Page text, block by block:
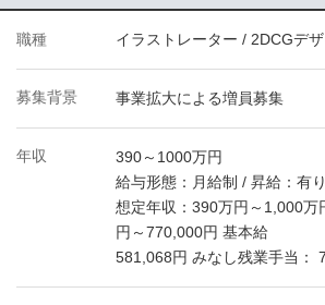
職種 イラストレーター / 2DCGデ
募集背景 事業拡大による増員募集
年収
390～1000万円
給与形態：月給制 / 昇給：有
想定年収：390万円～1,000
円～770,000円 基本給
581,068円 みなし残業手当：